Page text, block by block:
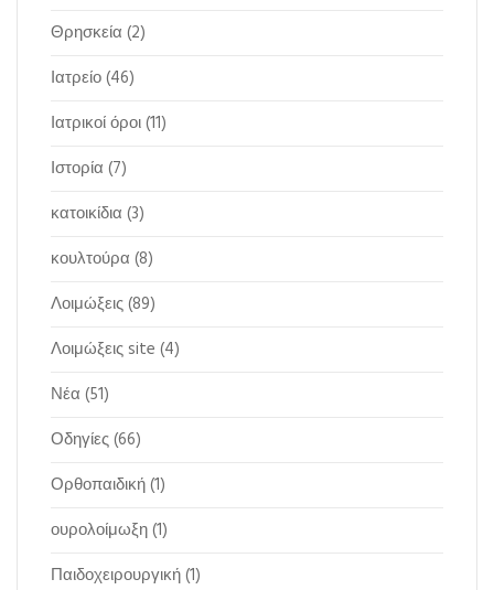
Θρησκεία (2)
Ιατρείο(46)
Ιατρικοί όροι(11)
Ιστορία (7)
κατοικίδια (3)
κουλτούρα (8)
Λοιμώξεις(89)
Λοιμώξεις site (4)
Νέα (51)
Οδηγίες(66)
Ορθοπαιδική(1)
ουρολοίμωξη(1)
Παιδοχειρουργική(1)